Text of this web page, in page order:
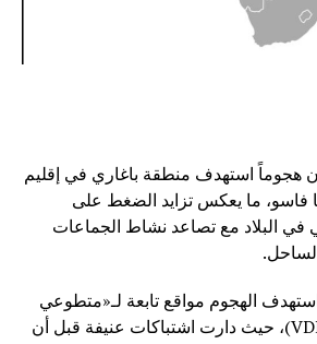
هجوماً استهدف منطقة باغاري في إقليم
فاسو، ما يعكس تزايد الضغط على
في البلاد مع تصاعد نشاط الجماعات
الهجوم مواقع تابعة لـ«متطوعي
الدفاع عن الوطن» (VDP)، حيث دارت اشتباكات عنيفة قبل أن